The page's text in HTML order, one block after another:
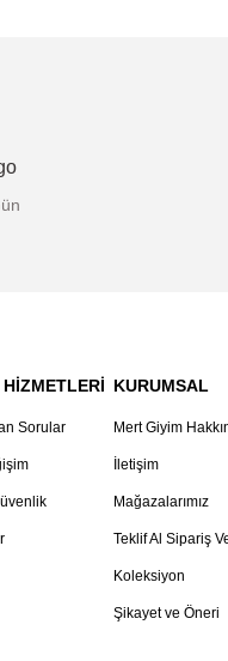
Sorular
KURUMSAL
Mert Giyim
İletişim
Mağazalarımız
Teklif Al Sipariş
Koleksiyon
Şikayet ve Öneri